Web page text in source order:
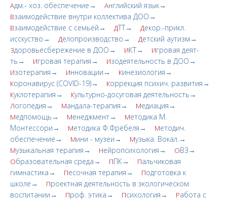
Адм.- хоз. обеспечение→ Английский язык→
Взаимодействие внутри коллектива ДОО→
Взаимодействие с семьёй→ ДТТ→ Декор.-прикл.
исскуство→
Делопроизводство→ Детский аутизм→
Здоровьесбережение в ДОО→ ИКТ→ Игровая деят-
ть→
Игровая терапия→ Изодеятельность в ДОО→
Изотерапия→ Инновации→ Кинезиология→
Коронавирус (COVID-19)→ Коррекция психич. развития→
Куклотерапия→ Культурно-досуговая деятельность→
Логопедия→ Мандала-терапия→ Медиация→
Медпомощь→ Менеджмент→ Методика М.
Монтессори→
Методика Ф.Фрёбеля→ Методич.
обеспечение→
Мини - музеи→ Музыка. Вокал.→
Музыкальная терапия→ Нейропсихология→ ОВЗ→
Образовательная среда→ ППК→ Пальчиковая
гимнастика→
Песочная терапия→ Подготовка к
школе→
Проектная деятельность в экологическом
воспитании→
Проф. этика→ Психология→ Работа с